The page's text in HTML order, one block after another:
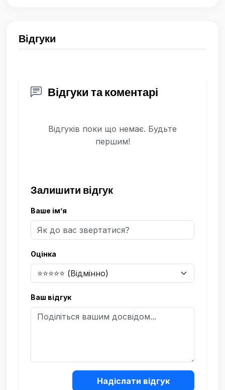
Відгуки
Відгуки та коментарі
Відгуків поки що немає. Будьте
першим!
Залишити відгук
Ваше ім’я
Оцінка
Ваш відгук
Надіслати відгук